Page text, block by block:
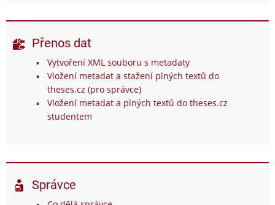
Přenos dat
Vytvoření XML souboru s metadaty
Vložení metadat a stažení plných textů do
theses.cz (pro správce)
Vložení metadat a plných textů do theses.cz
studentem
Správce